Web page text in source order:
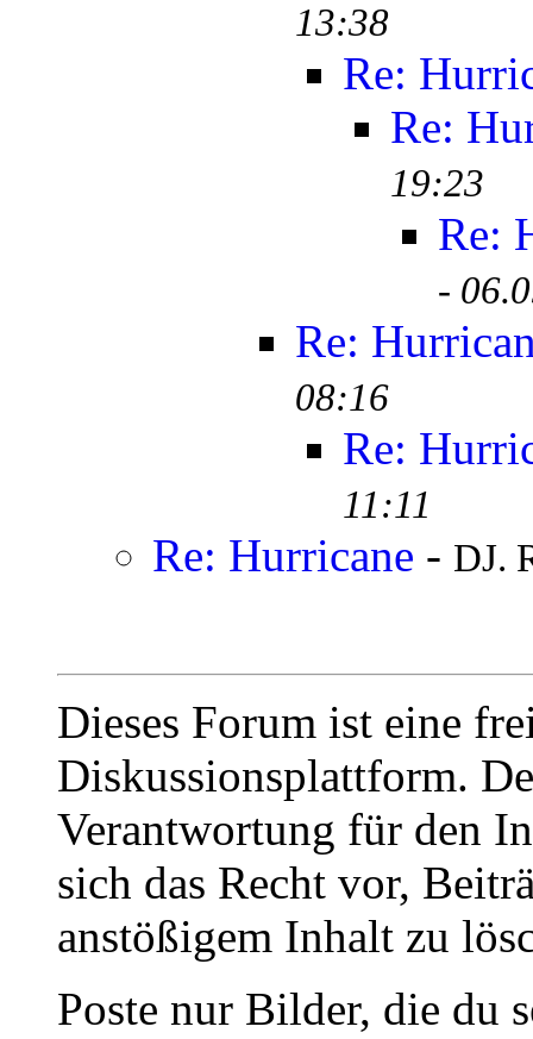
13:38
Re:
Re:
19:23
Re:
-
Re:
08:16
Re:
11:11
Re: Hurricane - DJ.
Dieses Forum ist eine
Diskussionsplattform.
Verantwortung für den
sich das Recht vor,
anstößigem Inhalt zu
Poste nur Bilder, die du